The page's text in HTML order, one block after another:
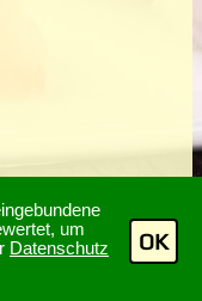
um
Datenschutz
OK